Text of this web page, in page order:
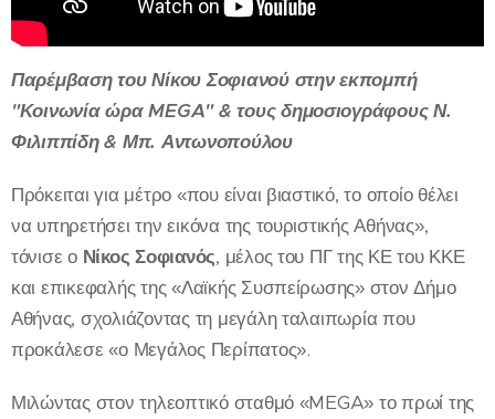
Παρέμβαση του Νίκου Σοφιανού στην εκπομπή
"Κοινωνία ώρα MEGA" & τους δημοσιογράφους Ν.
Φιλιππίδη & Μπ. Αντωνοπούλου
Πρόκειται για μέτρο «που είναι βιαστικό, το οποίο θέλει
να υπηρετήσει την εικόνα της τουριστικής Αθήνας»,
τόνισε ο Νίκος Σοφιανός, μέλος του ΠΓ της ΚΕ του ΚΚΕ
και επικεφαλής της «Λαϊκής Συσπείρωσης» στον Δήμο
Αθήνας, σχολιάζοντας τη μεγάλη ταλαιπωρία που
προκάλεσε «ο Μεγάλος Περίπατος».
Μιλώντας στον τηλεοπτικό σταθμό «MEGA» το πρωί της